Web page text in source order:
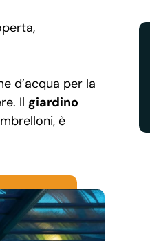
d’acqua per la
Il giardino
è